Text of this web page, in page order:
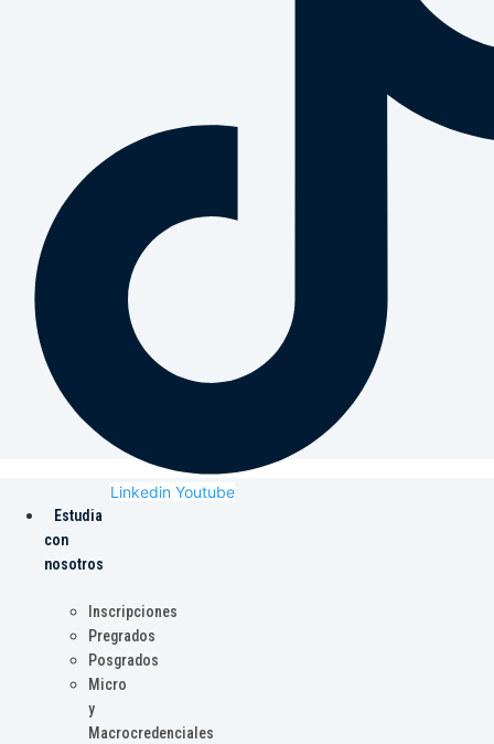
Linkedin Youtube
Estudia
con
nosotros
Inscripciones
Pregrados
Posgrados
Micro
y
Macrocredenciales